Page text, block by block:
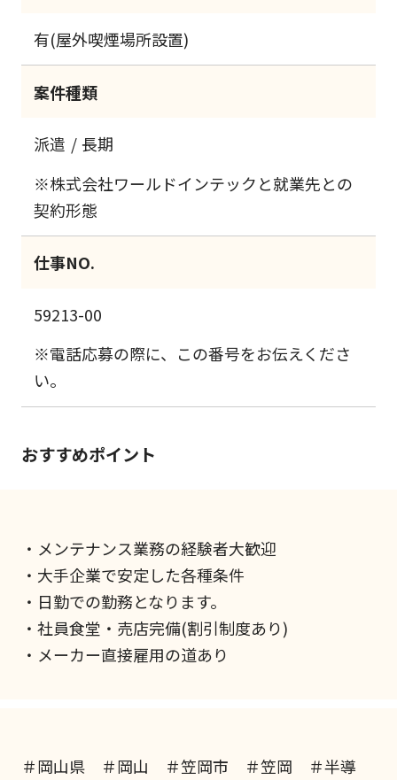
有(屋外喫煙場所設置)
案件種類
派遣
長期
※株式会社ワールドインテックと就業先との
契約形態
仕事NO.
59213-00
※電話応募の際に、この番号をお伝えくださ
い。
おすすめポイント
・メンテナンス業務の経験者大歓迎
・大手企業で安定した各種条件
・日勤での勤務となります。
・社員食堂・売店完備(割引制度あり)
・メーカー直接雇用の道あり
＃岡山県 ＃岡山 ＃笠岡市 ＃笠岡 ＃半導